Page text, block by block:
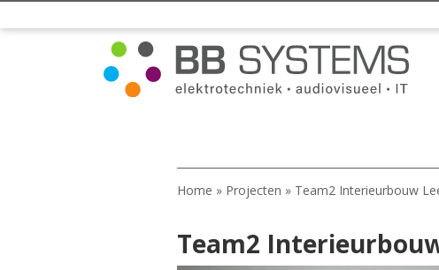
Home » Projecten » Team2 Interieurbouw
Team2